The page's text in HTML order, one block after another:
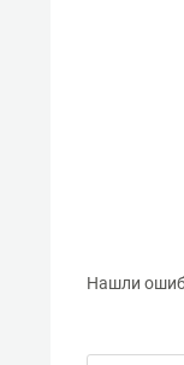
Нашли